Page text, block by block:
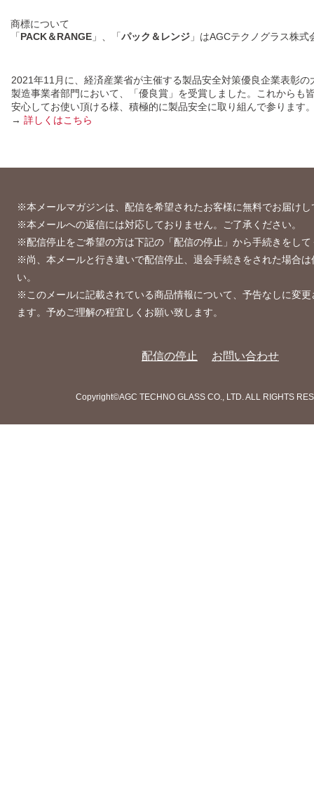
商標について
「PACK＆RANGE 」、「パック＆レンジ 」はAGCテクノグラス株
2021年11月に、経済産業省が主催する製品安全対策優良企業表彰の
製造事業者部門において、「優良賞」を受賞しました。これからも
安心してお使い頂ける様、積極的に製品安全に取り組んで参ります
→ 詳しくはこちら
※本メールマガジンは、配信を希望されたお客様に無料でお届けし
※本メールへの返信には対応しておりません。ご了承ください。
※配信停止をご希望の方は下記の「配信の停止」から手続きをして
※尚、本メールと行き違いで配信停止、退会手続きをされた場合
い。
※このメールに記載されている商品情報について、予告なしに変
ます。予めご理解の程宜しくお願い致します。
配信の停止 お問い合わせ
Copyright©AGC TECHNO GLASS CO., LTD. ALL RIGHTS